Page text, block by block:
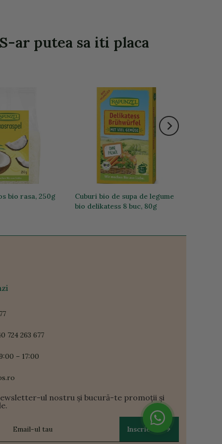
ar putea sa iti placa
bio rasa, 250g
Cuburi bio de supa de legume
bio delikatess 8 buc, 80g
724 263 677
– 17:00
ul nostru și bucură-te promoții și
Inscrie-te